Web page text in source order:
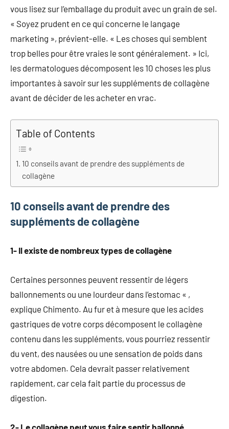
vous lisez sur l’emballage du produit avec un grain de sel.
« Soyez prudent en ce qui concerne le langage
marketing », prévient-elle. « Les choses qui semblent
trop belles pour être vraies le sont généralement. » Ici,
les dermatologues décomposent les 10 choses les plus
importantes à savoir sur les suppléments de collagène
avant de décider de les acheter en vrac.
Table of Contents
10 conseils avant de prendre des suppléments de
collagène
10 conseils avant de prendre des
suppléments de collagène
1- Il existe de nombreux types de collagène
Certaines personnes peuvent ressentir de légers
ballonnements ou une lourdeur dans l’estomac « ,
explique Chimento. Au fur et à mesure que les acides
gastriques de votre corps décomposent le collagène
contenu dans les suppléments, vous pourriez ressentir
du vent, des nausées ou une sensation de poids dans
votre abdomen. Cela devrait passer relativement
rapidement, car cela fait partie du processus de
digestion.